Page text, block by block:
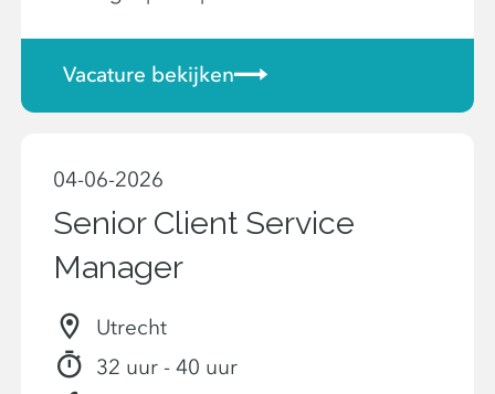
Vacature bekijken
04-06-2026
Senior Client Service
Manager
Utrecht
32 uur - 40 uur